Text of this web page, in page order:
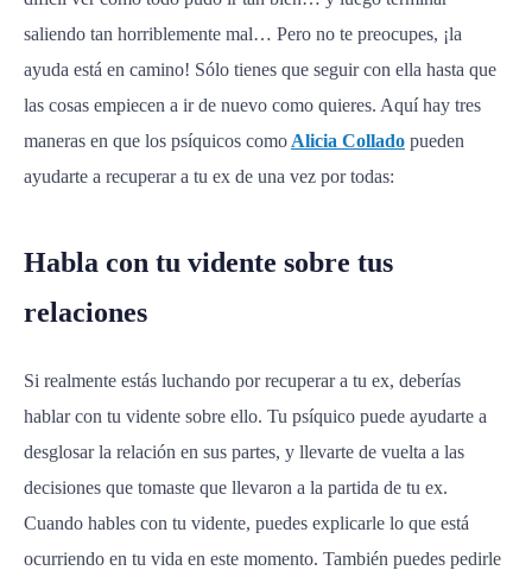
saliendo tan horriblemente mal… Pero no te preocupes, ¡la
ayuda está en camino! Sólo tienes que seguir con ella hasta que
las cosas empiecen a ir de nuevo como quieres. Aquí hay tres
maneras en que los psíquicos como Alicia Collado pueden
ayudarte a recuperar a tu ex de una vez por todas:
Habla con tu vidente sobre tus
relaciones
Si realmente estás luchando por recuperar a tu ex, deberías
hablar con tu vidente sobre ello. Tu psíquico puede ayudarte a
desglosar la relación en sus partes, y llevarte de vuelta a las
decisiones que tomaste que llevaron a la partida de tu ex.
Cuando hables con tu vidente, puedes explicarle lo que está
ocurriendo en tu vida en este momento. También puedes pedirle